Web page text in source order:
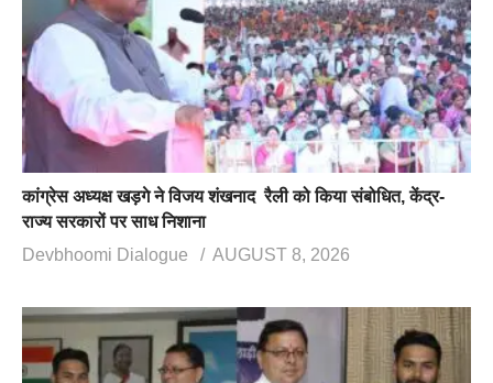
कांग्रेस अध्यक्ष खड़गे ने विजय शंखनाद रैली को किया संबोधित, केंद्र-
राज्य सरकारों पर साध निशाना
Devbhoomi Dialogue
AUGUST 8, 2026